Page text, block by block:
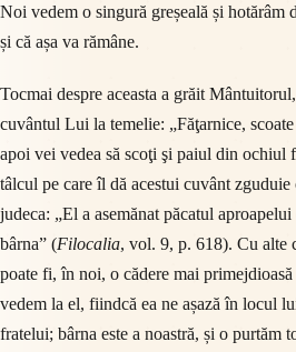
Noi vedem o singură greșeală și hotărâm
și că așa va rămâne.
Tocmai despre aceasta a grăit
cuvântul Lui la temelie: „Făţarnice,
apoi vei vedea să scoţi şi paiul din ochiul
tâlcul pe care îl dă acestui cuvânt zguduie
judeca: „El a asemănat păcatul
bârna” (Filocalia, vol. 9, p. 618). Cu alte
poate fi, în noi, o cădere mai primejdioasă
vedem la el, fiindcă ea ne așază în locul
fratelui; bârna este a noastră, și o purtăm